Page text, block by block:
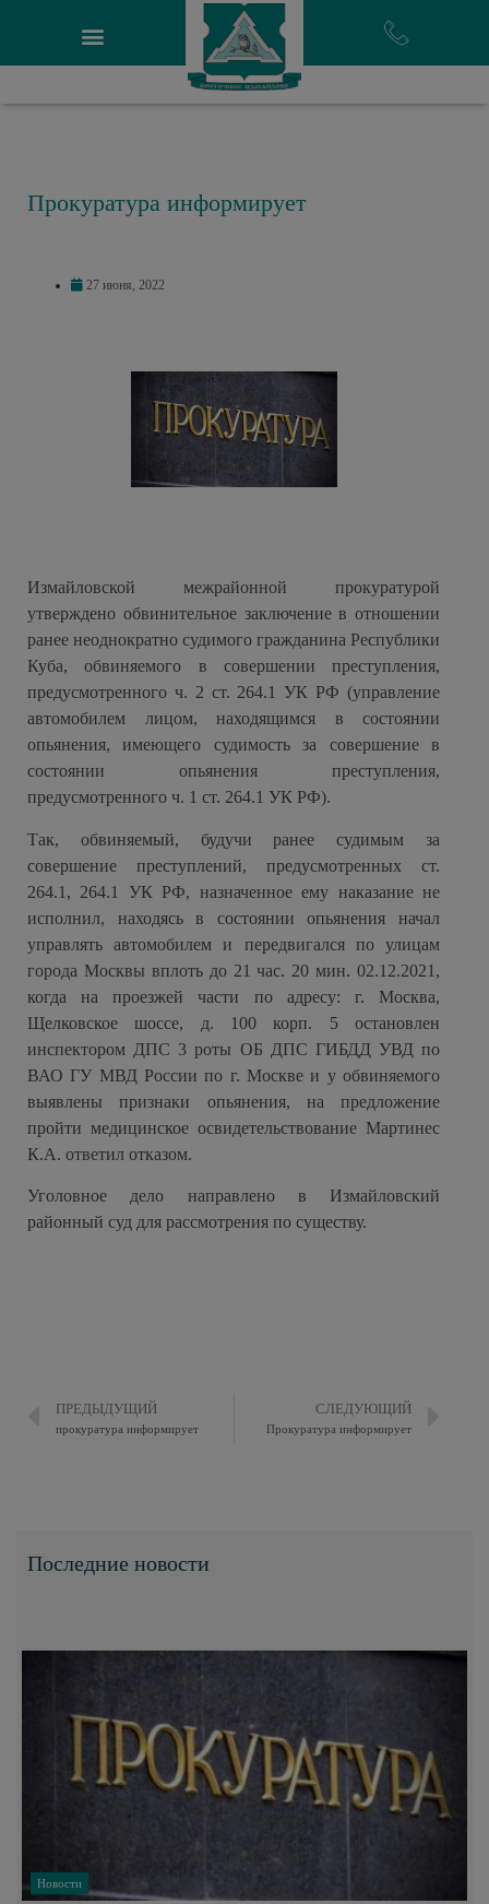
Прокуратура информирует
27 июня, 2022
Измайловской межрайонной прокуратурой
утверждено обвинительное заключение в отношении
ранее неоднократно судимого гражданина Республики
Куба, обвиняемого в совершении преступления,
предусмотренного ч. 2 ст. 264.1 УК РФ (управление
автомобилем лицом, находящимся в состоянии
опьянения, имеющего судимость за совершение в
состоянии опьянения преступления,
предусмотренного ч. 1 ст. 264.1 УК РФ).
Так, обвиняемый, будучи ранее судимым за
совершение преступлений, предусмотренных ст.
264.1, 264.1 УК РФ, назначенное ему наказание не
исполнил, находясь в состоянии опьянения начал
управлять автомобилем и передвигался по улицам
города Москвы вплоть до 21 час. 20 мин. 02.12.2021,
когда на проезжей части по адресу: г. Москва,
Щелковское шоссе, д. 100 корп. 5 остановлен
инспектором ДПС 3 роты ОБ ДПС ГИБДД УВД по
ВАО ГУ МВД России по г. Москве и у обвиняемого
выявлены признаки опьянения, на предложение
пройти медицинское освидетельствование Мартинес
К.А. ответил отказом.
Уголовное дело направлено в Измайловский
районный суд для рассмотрения по существу.
ПРЕДЫДУЩИЙ
прокуратура информирует
СЛЕДУЮЩИЙ
Прокуратура информирует
Последние новости
Новости